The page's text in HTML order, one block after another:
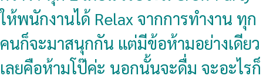
ให้พนักงานได้ Relax จากการทำงาน ทุก
คนก็จะมาสนุกกัน แต่มีข้อห้ามอย่างเดียว
เลยคือห้ามโป๊ค่ะ นอกนั้นจะดื่ม จะอะไรก็